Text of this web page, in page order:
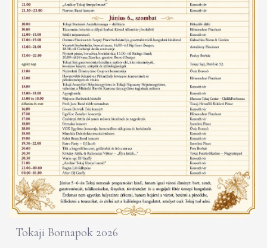
Tokaji Bornapok 2026